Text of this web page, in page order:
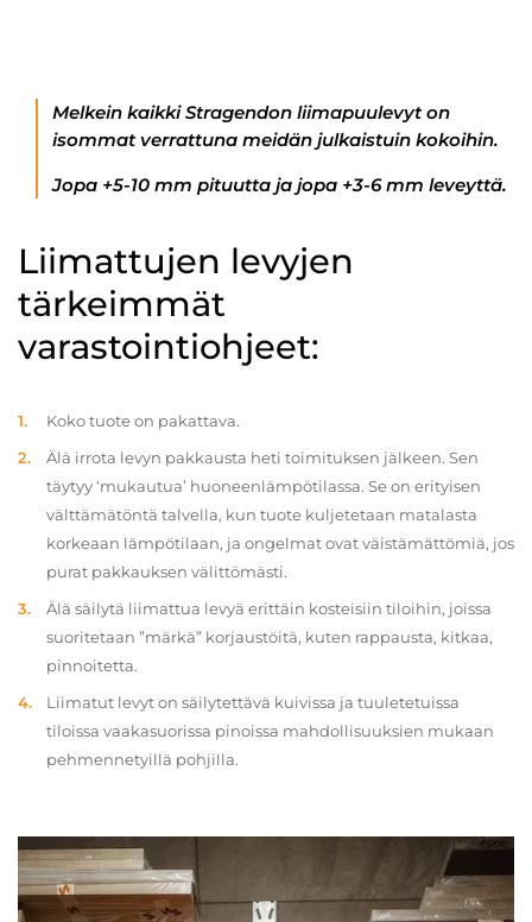
Melkein kaikki Stragendon liimapuulevyt on
isommat verrattuna meidän julkaistuin kokoihin.
Jopa +5-10 mm pituutta ja jopa +3-6 mm leveyttä.
Liimattujen levyjen
tärkeimmät
varastointiohjeet:
Koko tuote on pakattava.
Älä irrota levyn pakkausta heti toimituksen jälkeen. Sen
täytyy ‘mukautua’ huoneenlämpötilassa. Se on erityisen
välttämätöntä talvella, kun tuote kuljetetaan matalasta
korkeaan lämpötilaan, ja ongelmat ovat väistämättömiä, jos
purat pakkauksen välittömästi.
Älä säilytä liimattua levyä erittäin kosteisiin tiloihin, joissa
suoritetaan ”märkä” korjaustöitä, kuten rappausta, kitkaa,
pinnoitetta.
Liimatut levyt on säilytettävä kuivissa ja tuuletetuissa
tiloissa vaakasuorissa pinoissa mahdollisuuksien mukaan
pehmennetyillä pohjilla.